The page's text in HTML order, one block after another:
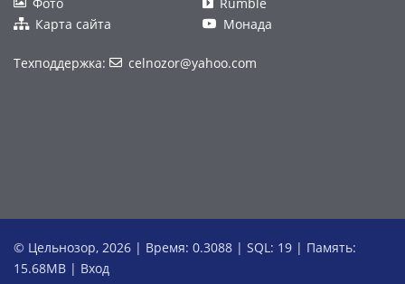
Фото
Карта сайта
Rumble
Монада
Техподдержка: celnozor@yahoo.com
© Цельнозор, 2026 | Время: 0.3088 | SQL: 19 | Память:
15.68MB | Вход